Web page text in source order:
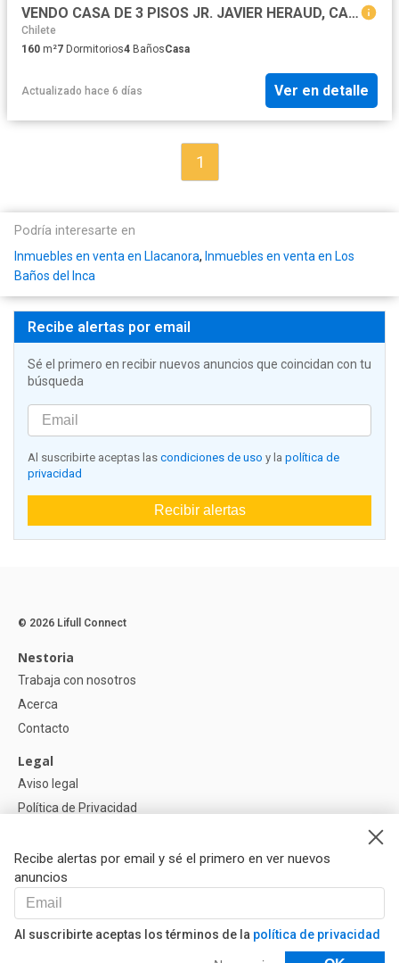
VENDO CASA DE 3 PISOS JR. JAVIER HERAUD, CAJAMARCA
Chilete
160 m²7 Dormitorios4 BañosCasa
Actualizado hace 6 días Ver en detalle
1
Podría interesarte en
Inmuebles en venta en Llacanora, Inmuebles en venta en Los
Baños del Inca
Recibe alertas por email
Sé el primero en recibir nuevos anuncios que coincidan con tu
búsqueda
Al suscribirte aceptas las condiciones de uso y la política de
privacidad
Recibir alertas
Recibe alertas por email y sé el primero en ver nuevos
anuncios
Al suscribirte aceptas los términos de la política de privacidad
© 2026 Lifull Connect
Nestoria
Trabaja con nosotros
Acerca
Contacto
Legal
Aviso legal
Política de Privacidad
Ayuda
Preguntas
Nuestros Partners
Libro de reclamaciones